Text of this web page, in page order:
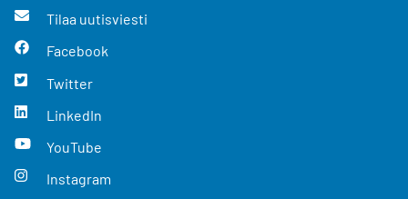
Tilaa uutisviesti
Facebook
Twitter
LinkedIn
YouTube
Instagram